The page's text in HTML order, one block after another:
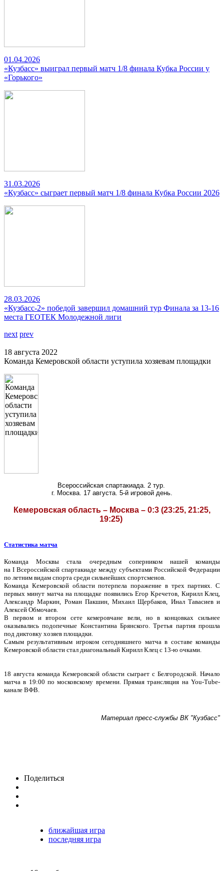
01.04.2026
«Кузбасс» выиграл первый матч 1/8 финала Кубка России у
«Горького»
31.03.2026
«Кузбасс» сыграет первый матч 1/8 финала Кубка России 2026
28.03.2026
«Кузбасс-2» победой завершил домашний тур Финала за 13-16
места ГЕОТЕК Молодежной лиги
next prev
18 августа 2022
Команда Кемеровской области уступила хозяевам площадки
Всероссийская спартакиада. 2 тур.
г. Москва. 17 августа. 5-й игровой день.
Кемеровская область – Москва – 0:3 (23:25, 21:25,
19:25)
Статистика матча
Команда Москвы стала очередным соперником нашей команды
на I Всероссийской спартакиаде между субъектами Российской Федерации
по летним видам спорта среди сильнейших спортсменов.
Команда Кемеровской области потерпела поражение в трех партиях. С
первых минут матча на площадке появились Егор Кречетов, Кирилл Клец,
Александр Маркин, Роман Пакшин, Михаил Щербаков, Инал Тавасиев и
Алексей Обмочаев.
В первом и втором сете кемеровчане вели, но в концовках сильнее
оказывались подопечные Константина Брянского. Третья партия прошла
под диктовку хозяев площадки.
Самым результативным игроком сегодняшнего матча в составе команды
Кемеровской области стал диагональный Кирилл Клец с 13-ю очками.
18 августа команда Кемеровской области сыграет с Белгородской. Начало
матча в 19:00 по московскому времени. Прямая трансляция на You-Tube-
канале ВФВ.
Материал пресс-службы ВК "Кузбасс"
Поделиться
ближайшая игра
последняя игра